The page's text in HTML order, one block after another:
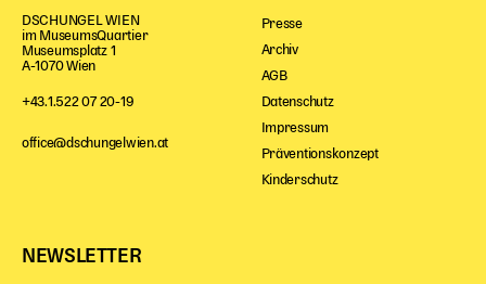
DSCHUNGEL WIEN
im MuseumsQuartier
Museumsplatz 1
A-1070 Wien
+43.1.522 07 20-19
office@dschungelwien.at
Presse
Archiv
AGB
Datenschutz
Impressum
Präventionskonzept
Kinderschutz
NEWSLETTER